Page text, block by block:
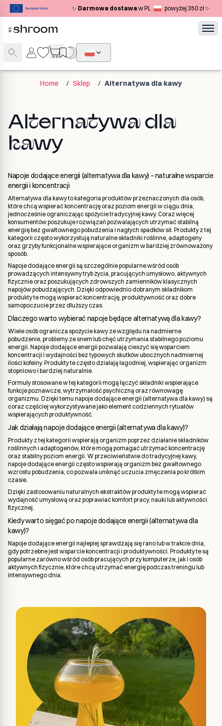
✨ Darmowa dostawaw PL powyżej 350 zł ✨
Home / Sklep / Alternatywa dla kawy
Alternatywa dla
kawy
Napoje dodające energii (alternatywa dla kawy) – naturalne wsparcie
energii i koncentracji
Alternatywa dla kawy to kategoria produktów przeznaczonych dla osób,
które chcą wspierać koncentrację oraz poziom energii w ciągu dnia,
jednocześnie ograniczając spożycie tradycyjnej kawy. Coraz więcej
konsumentów poszukuje rozwiązań pozwalających utrzymać stabilną
energię bez gwałtownego pobudzenia i nagłych spadków sił. Produkty z tej
kategorii często wykorzystują naturalne składniki roślinne, adaptogeny
oraz grzyby funkcjonalne wspierające organizm w bardziej zrównoważony
sposób.
Napoje dodające energii są szczególnie popularne wśród osób
prowadzących intensywny tryb życia, pracujących umysłowo, aktywnych
fizycznie oraz poszukujących zdrowszych zamienników klasycznych
napojów pobudzających. Dzięki odpowiednio dobranym składnikom
produkty te mogą wspierać koncentrację, produktywność oraz dobre
samopoczucie przez dłuższy czas.
Dlaczego warto wybierać napoje będące alternatywą dla kawy?
Wiele osób ogranicza spożycie kawy ze względu na nadmierne
pobudzenie, problemy ze snem lub chęć utrzymania stabilnego poziomu
energii. Napoje dodające energii pozwalają cieszyć się wsparciem
koncentracji i wydajności bez typowych skutków ubocznych nadmiernej
ilości kofeiny. Produkty te często działają łagodniej, wspierając organizm
stopniowo i bardziej naturalnie.
Formuły stosowane w tej kategorii mogą łączyć składniki wspierające
funkcje poznawcze, wytrzymałość psychiczną oraz równowagę
organizmu. Dzięki temu napoje dodające energii (alternatywa dla kawy) są
coraz częściej wykorzystywane jako element codziennych rytuałów
wspierających produktywność.
Jak działają napoje dodające energii (alternatywa dla kawy)?
Produkty z tej kategorii wspierają organizm poprzez działanie składników
roślinnych i adaptogenów, które mogą pomagać utrzymać koncentrację
oraz stabilny poziom energii. W przeciwieństwie do tradycyjnej kawy,
napoje dodające energii często wspierają organizm bez gwałtownego
wzrostu pobudzenia, co pozwala uniknąć uczucia zmęczenia po krótkim
czasie.
Dzięki zastosowaniu naturalnych ekstraktów produkty te mogą wspierać
wydajność umysłową oraz poprawiać komfort pracy, nauki lub aktywności
fizycznej.
Kiedy warto sięgać po napoje dodające energii (alternatywa dla
kawy)?
Napoje dodające energii najlepiej sprawdzają się rano lub w trakcie dnia,
gdy potrzebne jest wsparcie koncentracji i produktywności. Produkty te są
popularne zarówno wśród osób pracujących przy komputerze, jak i osób
aktywnych fizycznie, które chcą utrzymać energię podczas treningu lub
intensywnego dnia.